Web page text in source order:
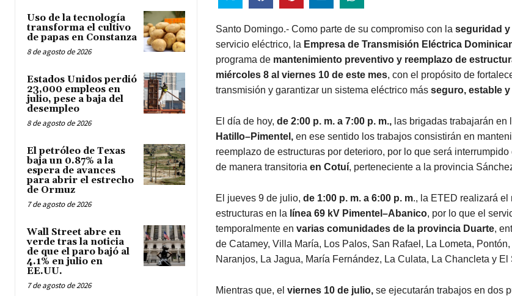
Uso de la tecnología
transforma el cultivo
de papas en Constanza
8 de agosto de 2026
Estados Unidos perdió
23,000 empleos en
julio, pese a baja del
desempleo
8 de agosto de 2026
El petróleo de Texas
baja un 0.87% a la
espera de avances
para abrir el estrecho
de Ormuz
7 de agosto de 2026
Wall Street abre en
verde tras la noticia
de que el paro bajó al
4.1% en julio en
EE.UU.
7 de agosto de 2026
Santo Domingo.- Como parte de su compromiso con la seguridad y
servicio eléctrico, la Empresa de Transmisión Eléctrica
programa de mantenimiento preventivo y reemplazo de
miércoles 8 al viernes 10 de este mes, con el propósito de
transmisión y garantizar un sistema eléctrico más seguro, estable
El día de hoy, de 2:00 p. m. a 7:00 p. m.,las brigadas trabajarán en
Hatillo–Pimentel,en ese sentido los trabajos consistirán en
reemplazo de estructuras por deterioro, por lo que será
de manera transitoria en Cotuí, perteneciente a la provincia
El jueves 9 de julio, de 1:00 p. m. a 6:00 p. m., la ETED realizará el
estructuras en la línea 69 kV Pimentel–Abanico, por lo que el
temporalmente en varias comunidades de la provincia Duarte,
de Catamey, Villa María, Los Palos, San Rafael, La Lometa,
Naranjos, La Jagua, María Fernández, La Culata, La Chancleta y El
Mientras que, el viernes 10 de julio,se ejecutarán trabajos en dos